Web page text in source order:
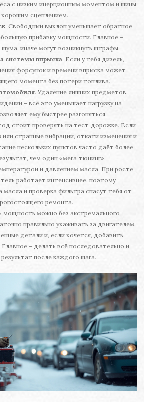
с низким инерционным моментом и шины
хорошим сцеплением.
. Свободный выхлоп уменьшает обратное
прибавку мощности. Главное –
иначе могут возникнуть штрафы.
системы впрыска. Если у тебя дизель,
форсунок и времени впрыска может
момента без потери топлива.
. Удаление лишних предметов,
– всё это уменьшает нагрузку на
ему быстрее разгоняться.
стоит проверять на тест‑дорожке. Если
странные вибрации, откати изменения и
нескольких пунктов часто даёт более
чем один «мега‑тюнинг».
и давлением масла. При росте
работает интенсивнее, поэтому
масла и проверка фильтра спасут тебя от
ремонта.
мощность можно без экстремального
правильно ухаживать за двигателем,
детали и, если хочется, добавить
– делать всё последовательно и
после каждого шага.